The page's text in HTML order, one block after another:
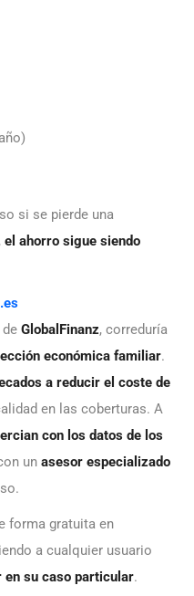
si se pierde una
el ahorro sigue siendo
GlobalFinanz, correduría
económica familiar.
a reducir el coste de
en las coberturas. A
con los datos de los
un asesor especializado
forma gratuita en
a cualquier usuario
en su caso particular.